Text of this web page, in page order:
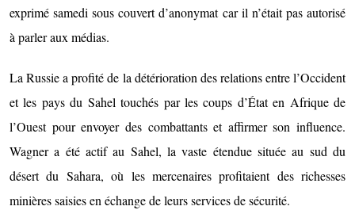
exprimé samedi sous couvert d’anonymat car il n’était pas autorisé
à parler aux médias.
La Russie a profité de la détérioration des relations entre l’Occident
et les pays du Sahel touchés par les coups d’État en Afrique de
l’Ouest pour envoyer des combattants et affirmer son influence.
Wagner a été actif au Sahel, la vaste étendue située au sud du
désert du Sahara, où les mercenaires profitaient des richesses
minières saisies en échange de leurs services de sécurité.